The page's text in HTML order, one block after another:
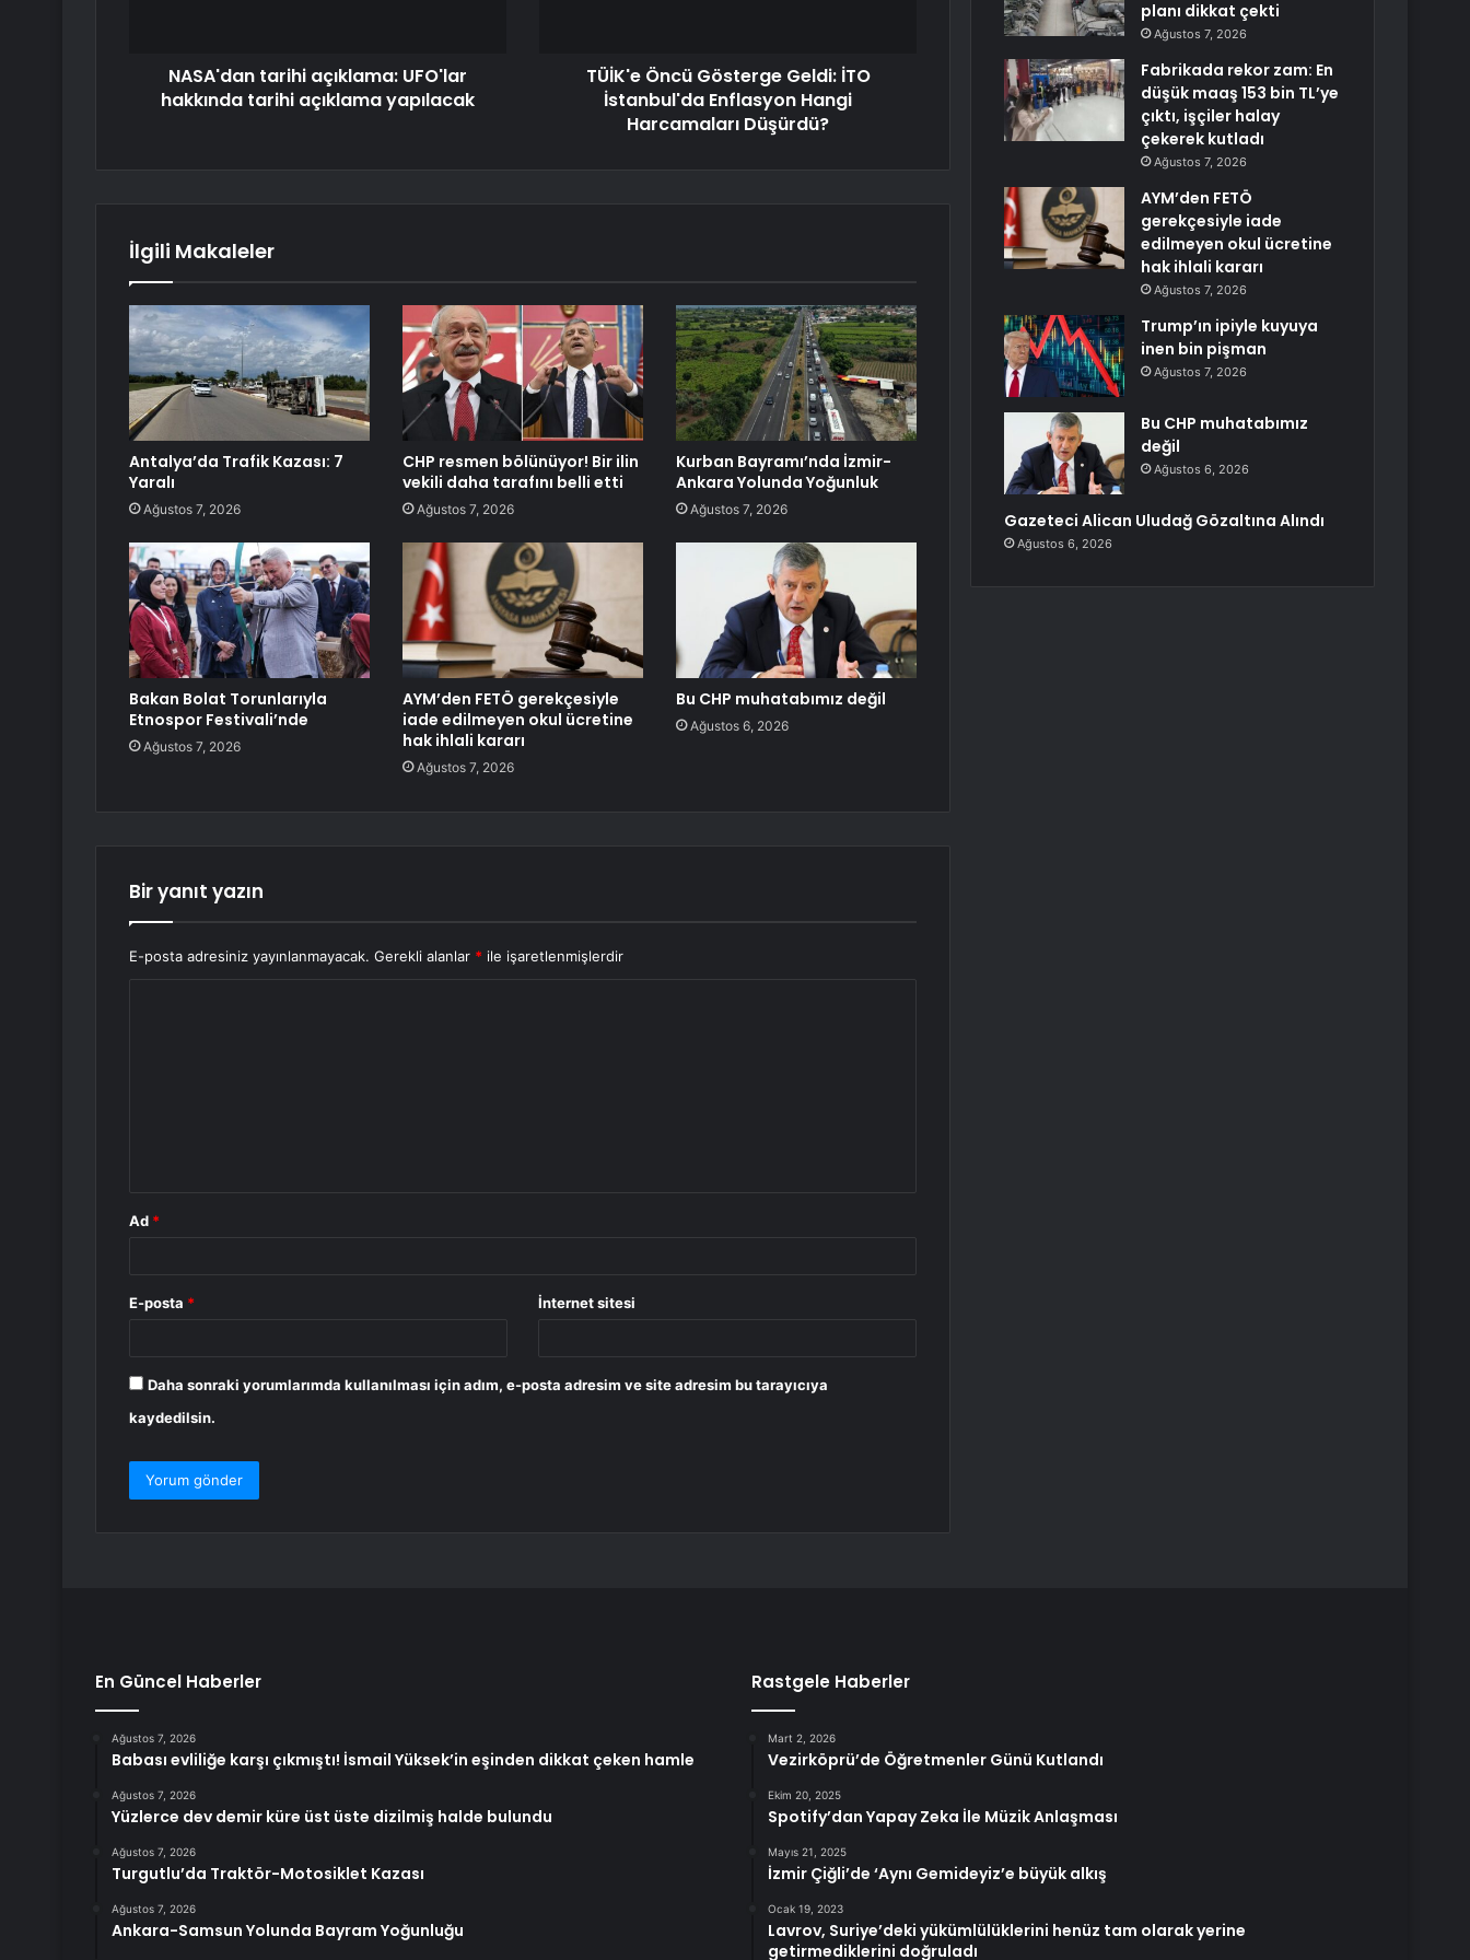
NASA'dan tarihi açıklama: UFO'lar
hakkında tarihi açıklama yapılacak
TÜİK'e Öncü Gösterge Geldi: İTO
İstanbul'da Enflasyon Hangi
Harcamaları Düşürdü?
İlgili Makaleler
Antalya’da Trafik Kazası: 7
Yaralı
Ağustos 7, 2026
CHP resmen bölünüyor! Bir ilin
vekili daha tarafını belli etti
Ağustos 7, 2026
Kurban Bayramı’nda İzmir-
Ankara Yolunda Yoğunluk
Ağustos 7, 2026
Bakan Bolat Torunlarıyla
Etnospor Festivali’nde
Ağustos 7, 2026
AYM’den FETÖ gerekçesiyle
iade edilmeyen okul ücretine
hak ihlali kararı
Ağustos 7, 2026
Bu CHP muhatabımız değil
Ağustos 6, 2026
Bir yanıt yazın
E-posta adresiniz yayınlanmayacak. Gerekli alanlar * ile işaretlenmişlerdir
Ad *
E-posta * İnternet sitesi
Daha sonraki yorumlarımda kullanılması için adım, e-posta adresim ve site adresim bu tarayıcıya
kaydedilsin.
planı dikkat çekti
Ağustos 7, 2026
Fabrikada rekor zam: En
düşük maaş 153 bin TL’ye
çıktı, işçiler halay
çekerek kutladı
Ağustos 7, 2026
AYM’den FETÖ
gerekçesiyle iade
edilmeyen okul ücretine
hak ihlali kararı
Ağustos 7, 2026
Trump’ın ipiyle kuyuya
inen bin pişman
Ağustos 7, 2026
Bu CHP muhatabımız
değil
Ağustos 6, 2026
Gazeteci Alican Uludağ Gözaltına Alındı
Ağustos 6, 2026
En Güncel Haberler
Ağustos 7, 2026
Babası evliliğe karşı çıkmıştı! İsmail Yüksek’in eşinden dikkat çeken hamle
Ağustos 7, 2026
Yüzlerce dev demir küre üst üste dizilmiş halde bulundu
Ağustos 7, 2026
Turgutlu’da Traktör-Motosiklet Kazası
Ağustos 7, 2026
Ankara-Samsun Yolunda Bayram Yoğunluğu
Rastgele Haberler
Mart 2, 2026
Vezirköprü’de Öğretmenler Günü Kutlandı
Ekim 20, 2025
Spotify’dan Yapay Zeka İle Müzik Anlaşması
Mayıs 21, 2025
İzmir Çiğli’de ‘Aynı Gemideyiz’e büyük alkış
Ocak 19, 2023
Lavrov, Suriye’deki yükümlülüklerini henüz tam olarak yerine
getirmediklerini doğruladı